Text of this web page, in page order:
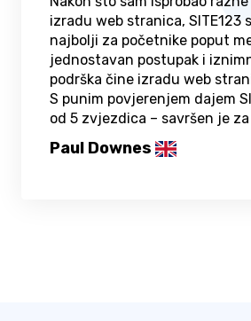
izradu web stranica, SITE123
najbolji za početnike poput
jednostavan postupak i
podrška čine izradu web
S punim povjerenjem dajem
od 5 zvjezdica – savršen je
Paul Downes